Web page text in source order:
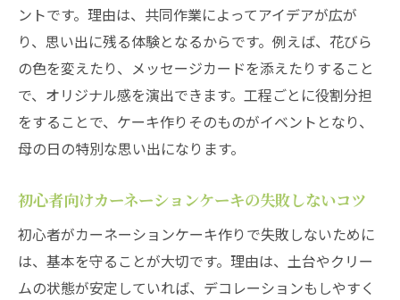
ントです。理由は、共同作業によってアイデアが広が
り、思い出に残る体験となるからです。例えば、花びら
の色を変えたり、メッセージカードを添えたりすること
で、オリジナル感を演出できます。工程ごとに役割分担
をすることで、ケーキ作りそのものがイベントとなり、
母の日の特別な思い出になります。
初心者向けカーネーションケーキの失敗しないコツ
初心者がカーネーションケーキ作りで失敗しないために
は、基本を守ることが大切です。理由は、土台やクリー
ムの状態が安定していれば、デコレーションもしやすく